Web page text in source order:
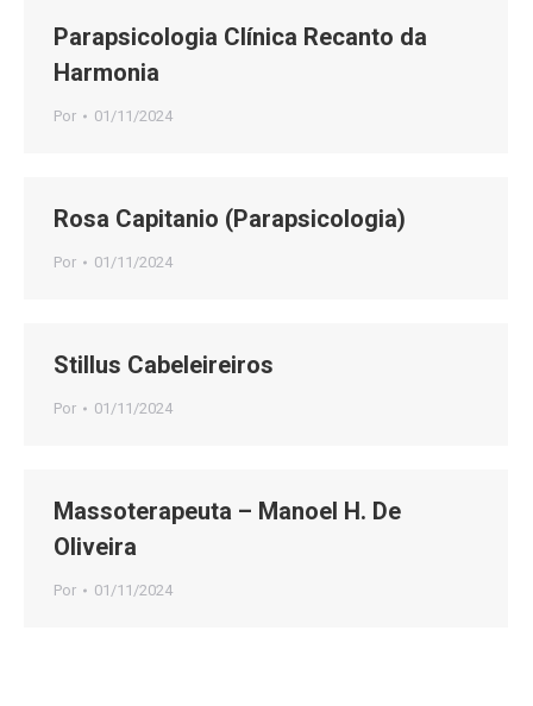
Parapsicologia Clínica Recanto da
Harmonia
Por 01/11/2024
Rosa Capitanio (Parapsicologia)
Por 01/11/2024
Stillus Cabeleireiros
Por 01/11/2024
Massoterapeuta – Manoel H. De
Oliveira
Por 01/11/2024